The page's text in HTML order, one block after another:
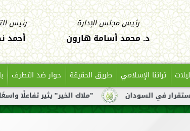
رئيس مجلس الإدارة
د. محمد أسامة هارون
رئيس
أحمد
تراثنا الإسلامي طريق الحقيقة حوار ضد التطرف
”ملاك الخير” يثير تفاعلًا واسعًا على وسائل